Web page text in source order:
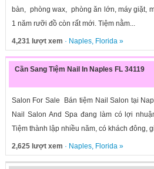
bàn, phòng wax, phòng ăn lớn, máy giặt,
1 năm rưỡi đồ còn rất mới. Tiệm nằm...
4,231 lượt xem · Naples, Florida »
Cần Sang Tiệm Nail In Naples FL 34119
Salon For Sale Bán tiệm Nail Salon tại
Nail Salon And Spa đang làm có lợi
Tiệm thành lập nhiều năm, có khách đông,
2,625 lượt xem · Naples, Florida »